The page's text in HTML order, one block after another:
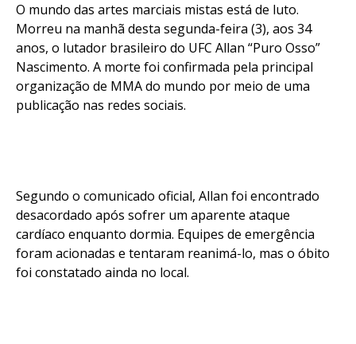
O mundo das artes marciais mistas está de luto.
Morreu na manhã desta segunda-feira (3), aos 34
anos, o lutador brasileiro do UFC Allan “Puro Osso”
Nascimento. A morte foi confirmada pela principal
organização de MMA do mundo por meio de uma
publicação nas redes sociais.
Segundo o comunicado oficial, Allan foi encontrado
desacordado após sofrer um aparente ataque
cardíaco enquanto dormia. Equipes de emergência
foram acionadas e tentaram reanimá-lo, mas o óbito
foi constatado ainda no local.